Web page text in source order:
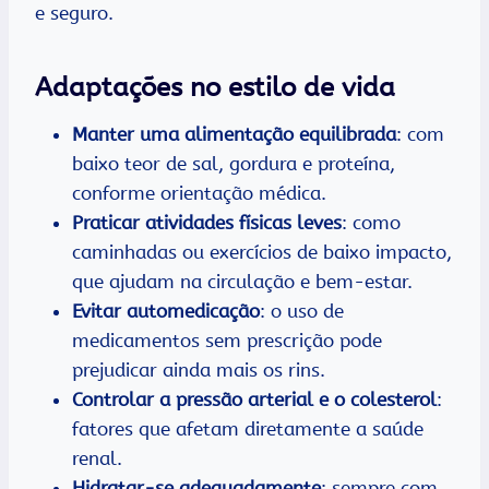
e seguro.
Adaptações no estilo de vida
Manter uma alimentação equilibrada: com
baixo teor de sal, gordura e proteína,
conforme orientação médica.
Praticar atividades físicas leves: como
caminhadas ou exercícios de baixo impacto,
que ajudam na circulação e bem-estar.
Evitar automedicação: o uso de
medicamentos sem prescrição pode
prejudicar ainda mais os rins.
Controlar a pressão arterial e o colesterol:
fatores que afetam diretamente a saúde
renal.